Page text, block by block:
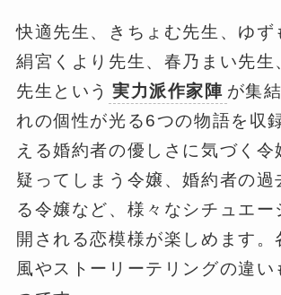
快適先生、きちょむ先生、ゆず
絹宮くより先生、春乃まい先生
先生という 実力派作家陣 が集
れの個性が光る6つの物語を収
える婚約者の優しさに気づく令
疑ってしまう令嬢、婚約者の過
る令嬢など、様々なシチュエー
開される恋模様が楽しめます。
風やストーリーテリングの違い